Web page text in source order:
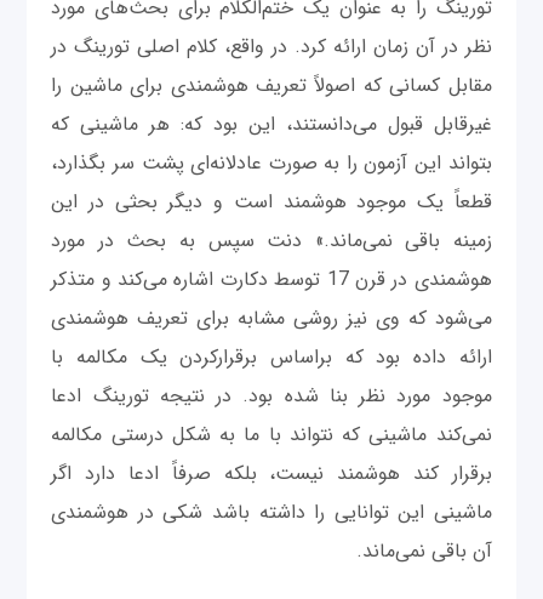
تورینگ را به عنوان یک ختم‌الکلام برای بحث‌های مورد
نظر در آن زمان ارائه کرد. در واقع، کلام اصلی تورینگ در
مقابل کسانی که اصولاً تعریف هوشمندی برای ماشین را
غیرقابل قبول می‌دانستند، این بود که: هر ماشینی که
بتواند این آزمون را به صورت عادلانه‌ای پشت سر بگذارد،
قطعاً یک موجود هوشمند است و دیگر بحثی در این
زمینه باقی نمی‌ماند.» دنت سپس به بحث در مورد
هوشمندی در قرن 17 توسط دکارت اشاره می‌کند و متذکر
می‌شود که وی نیز روشی مشابه برای تعریف هوشمندی
ارائه داده بود که بر‌اساس برقرار‌کردن یک مکالمه با
موجود مورد نظر بنا شده بود. در نتیجه تورینگ ادعا
نمی‌کند ماشینی که نتواند با ما به شکل درستی مکالمه
برقرار کند هوشمند نیست، بلکه صرفاً ادعا دارد اگر
ماشینی این توانایی را داشته باشد شکی در هوشمندی
آن باقی نمی‌ماند.